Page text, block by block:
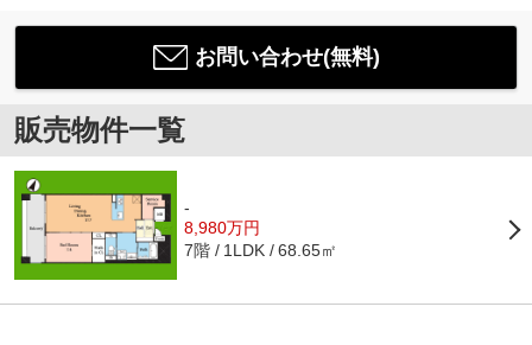
お問い合わせ(無料)
販売物件一覧
-
8,980万円
7階 1LDK 68.65㎡